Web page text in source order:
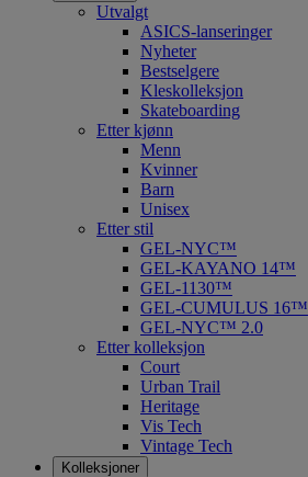
Utvalgt
ASICS-lanseringer
Nyheter
Bestselgere
Kleskolleksjon
Skateboarding
Etter kjønn
Menn
Kvinner
Barn
Unisex
Etter stil
GEL-NYC™
GEL-KAYANO 14™
GEL-1130™
GEL-CUMULUS 16™
GEL-NYC™ 2.0
Etter kolleksjon
Court
Urban Trail
Heritage
Vis Tech
Vintage Tech
Kolleksjoner